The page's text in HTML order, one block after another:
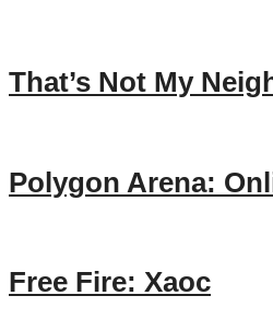
That’s Not My
Polygon Arena:
Free Fire: Хаос